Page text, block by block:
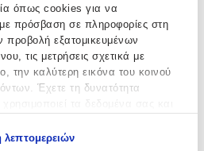
όπως cookies για να
πρόσβαση σε πληροφορίες στη
εξατομικευμένων
τις μετρήσεις σχετικά με
την καλύτερη εικόνα του κοινού
Έχετε τη δυνατότητα
λεπτομερειών